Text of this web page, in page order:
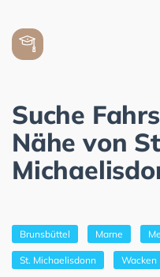
Suche
Nähe von
Brunsbüttel Marne
St. Michaelisdonn Wacken